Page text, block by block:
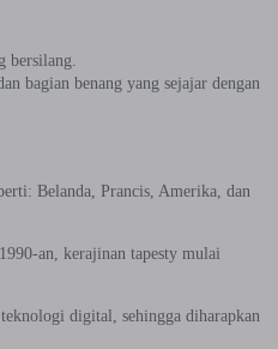
bersilang.
bagian benang yang sejajar dengan
Belanda, Prancis, Amerika, dan
an, kerajinan tapesty mulai
digital, sehingga diharapkan